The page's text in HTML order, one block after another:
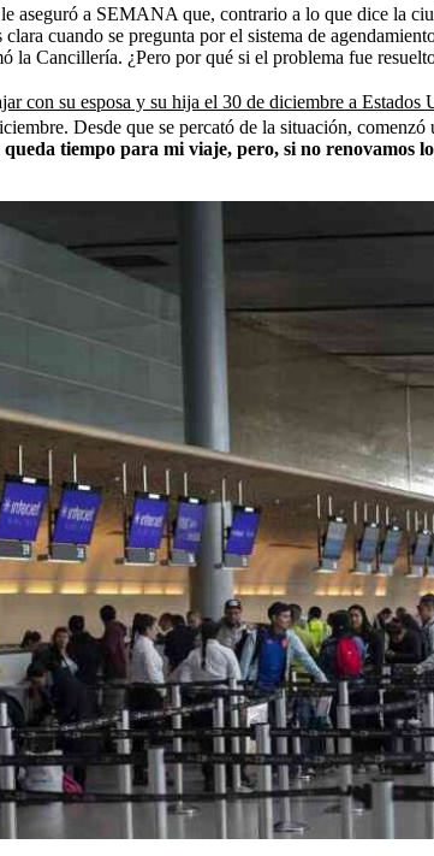
aseguró a SEMANA que, contrario a lo que dice la
cuando se pregunta por el sistema de
la Cancillería. ¿Pero por qué si el problema fue
con su esposa y su hija el 30 de diciembre a Estados
Desde que se percató de la situación,
tiempo para mi viaje, pero, si no renovamos